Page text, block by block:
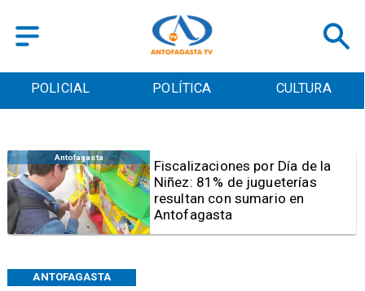
POLICIAL POLÍTICA CULTURA
ANTOFAGASTA
Antofagasta
Tribunal frena opción de pena
mixta para Karen Rojo por ahora